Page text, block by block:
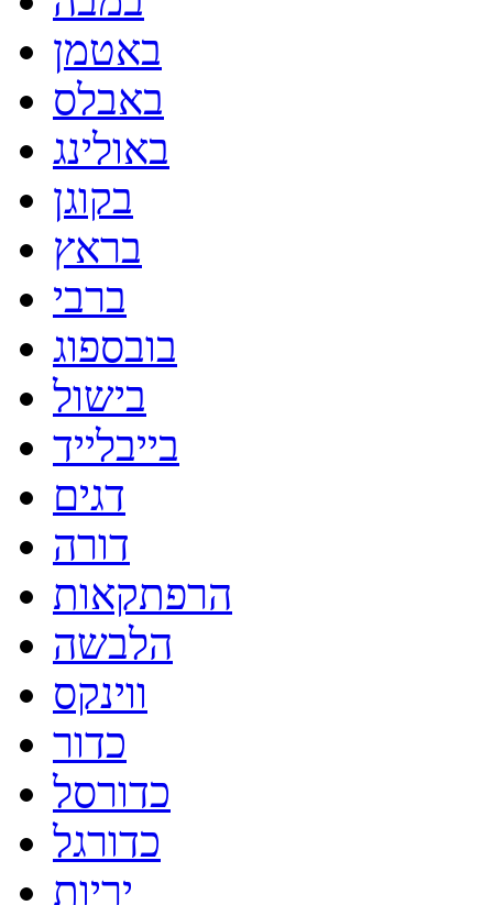
באטמן
באבלס
באולינג
בקוגן
בראץ
ברבי
בובספוג
בישול
בייבלייד
דגים
דורה
הרפתקאות
הלבשה
ווינקס
כדור
כדורסל
כדורגל
יריות